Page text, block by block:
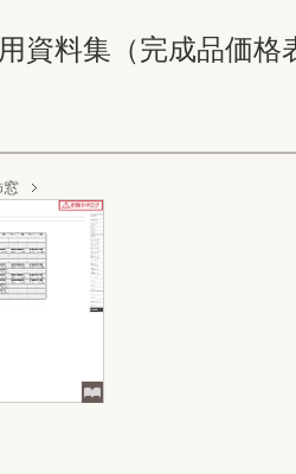
資料集（完成品価格
窓